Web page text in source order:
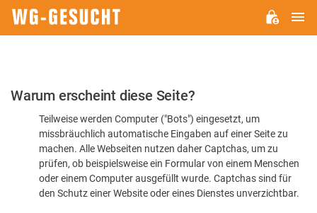
Bitte
dass
Warum erscheint diese Seite?
Teilweise werden Computer ("Bots") eingesetzt, um
missbräuchlich automatische Eingaben auf einer Seite zu
machen. Alle Webseiten nutzen daher Captchas, um zu
prüfen, ob beispielsweise ein Formular von einem Menschen
oder einem Computer ausgefüllt wurde. Captchas sind für
den Schutz einer Website oder eines Dienstes unverzichtbar.